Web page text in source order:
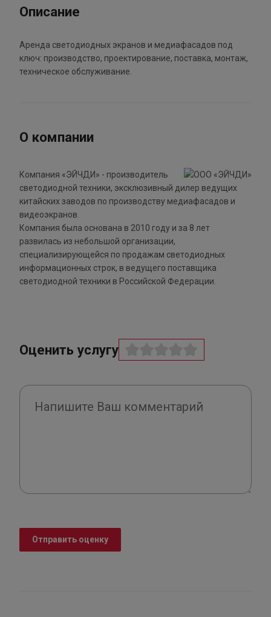
Описание
Аренда светодиодных экранов и медиафасадов под
ключ: производство, проектирование, поставка, монтаж,
техническое обслуживание.
О компании
Компания «ЭЙЧДИ» - производитель
светодиодной техники, эксклюзивный дилер ведущих
китайских заводов по производству медиафасадов и
видеоэкранов.
Компания была основана в 2010 году и за 8 лет
развилась из небольшой организации,
специализирующейся по продажам светодиодных
информационных строк, в ведущего поставщика
светодиодной техники в Российской Федерации.
Оценить услугу
Отправить оценку